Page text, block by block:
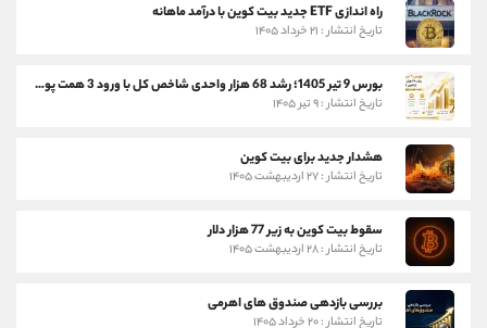
راه اندازی ETF جدید بیت کوین با درآمد ماهانه
تاریخ انتشار : ۲۱ خرداد ۱۴۰۵
بورس 9 تیر 1405؛ رشد 68 هزار واحدی شاخص کل با ورود 3 همت پول حقیقی
تاریخ انتشار : ۹ تیر ۱۴۰۵
هشدار جدید برای بیت کوین
تاریخ انتشار : ۲۷ اردیبهشت ۱۴۰۵
سقوط بیت کوین به زیر 77 هزار دلار
تاریخ انتشار : ۲۸ اردیبهشت ۱۴۰۵
بررسی بازدهی صندوق های اهرمی
تاریخ انتشار : ۲۰ خرداد ۱۴۰۵